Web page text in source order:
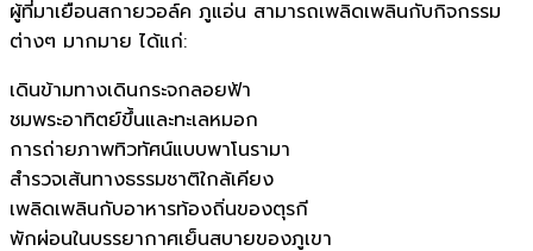
ผู้ที่มาเยือนสกายวอล์ค ภูแอ่น สามารถเพลิดเพลินกับกิจกรรม
ต่างๆ มากมาย ได้แก่:
เดินข้ามทางเดินกระจกลอยฟ้า
ชมพระอาทิตย์ขึ้นและทะเลหมอก
การถ่ายภาพทิวทัศน์แบบพาโนรามา
สำรวจเส้นทางธรรมชาติใกล้เคียง
เพลิดเพลินกับอาหารท้องถิ่นของตุรกี
พักผ่อนในบรรยากาศเย็นสบายของภูเขา